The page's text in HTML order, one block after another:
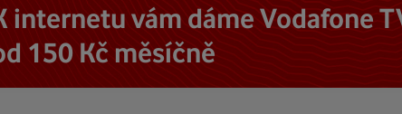
internetu vám dáme Vodafone
150 Kč měsíčně